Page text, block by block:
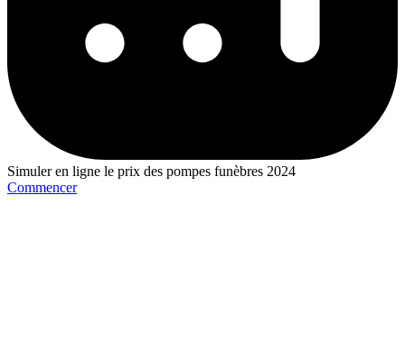
Simuler en ligne le prix des pompes funèbres 2024
Commencer